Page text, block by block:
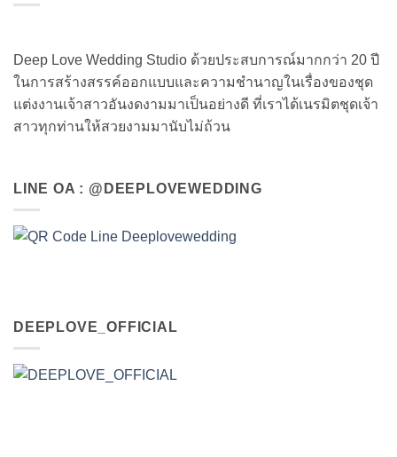
Deep Love Wedding Studio ด้วยประสบการณ์มากกว่า 20 ปี
ในการสร้างสรรค์ออกแบบและความชำนาญในเรื่องของชุด
แต่งงานเจ้าสาวอันงดงามมาเป็นอย่างดี ที่เราได้เนรมิตชุดเจ้า
สาวทุกท่านให้สวยงามมานับไม่ถ้วน
LINE OA : @DEEPLOVEWEDDING
DEEPLOVE_OFFICIAL